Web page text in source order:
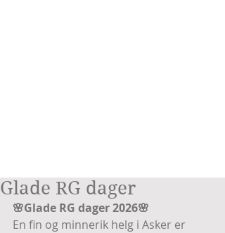
Glade RG dager
🌸Glade RG dager 2026🌸
En fin og minnerik helg i Asker er